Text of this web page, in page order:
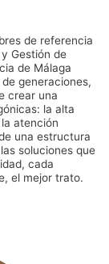
de referencia
Gestión de
de Málaga
generaciones,
crear una
la alta
atención
una estructura
soluciones que
cada
el mejor trato.